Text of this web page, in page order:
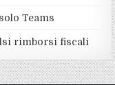
Teams
rimborsi fiscali